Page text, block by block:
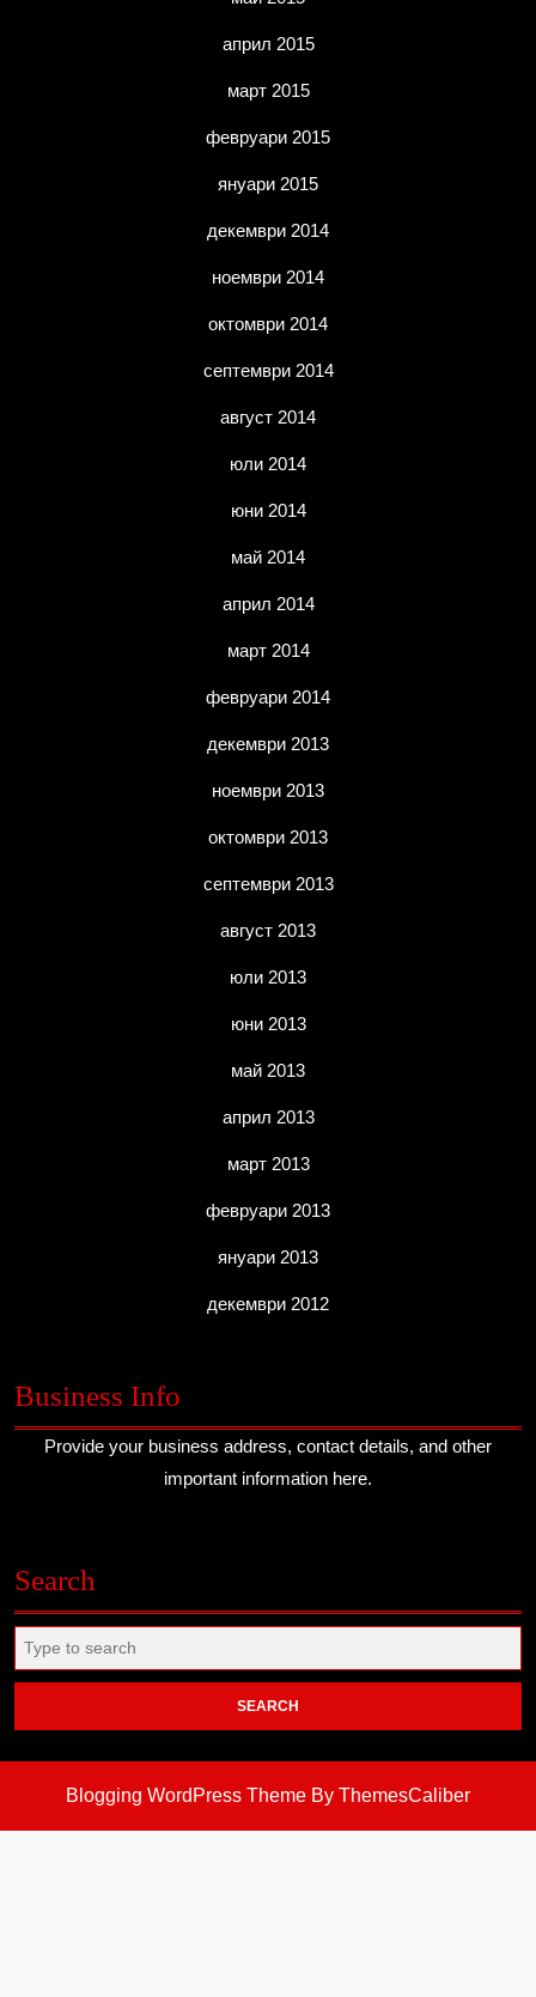
април 2015
март 2015
февруари 2015
януари 2015
декември 2014
ноември 2014
октомври 2014
септември 2014
август 2014
юли 2014
юни 2014
май 2014
април 2014
март 2014
февруари 2014
декември 2013
ноември 2013
октомври 2013
септември 2013
август 2013
юли 2013
юни 2013
май 2013
април 2013
март 2013
февруари 2013
януари 2013
декември 2012
Business Info
Provide your business address, contact details, and other
important information here.
Search
Search
for:
Blogging WordPress Theme By ThemesCaliber